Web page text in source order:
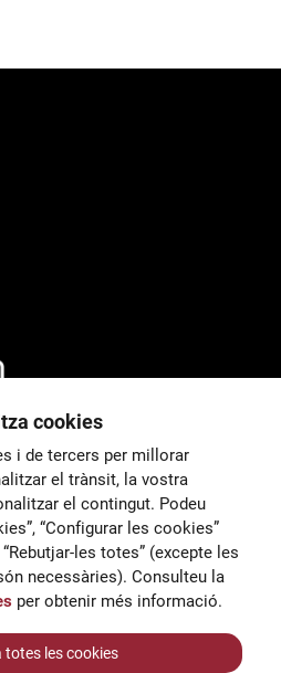
cookies
i de tercers per millorar
el trànsit, la vostra
el contingut. Podeu
“Configurar les cookies”
les totes” (excepte les
necessàries). Consulteu la
per obtenir més informació.
totes les cookies